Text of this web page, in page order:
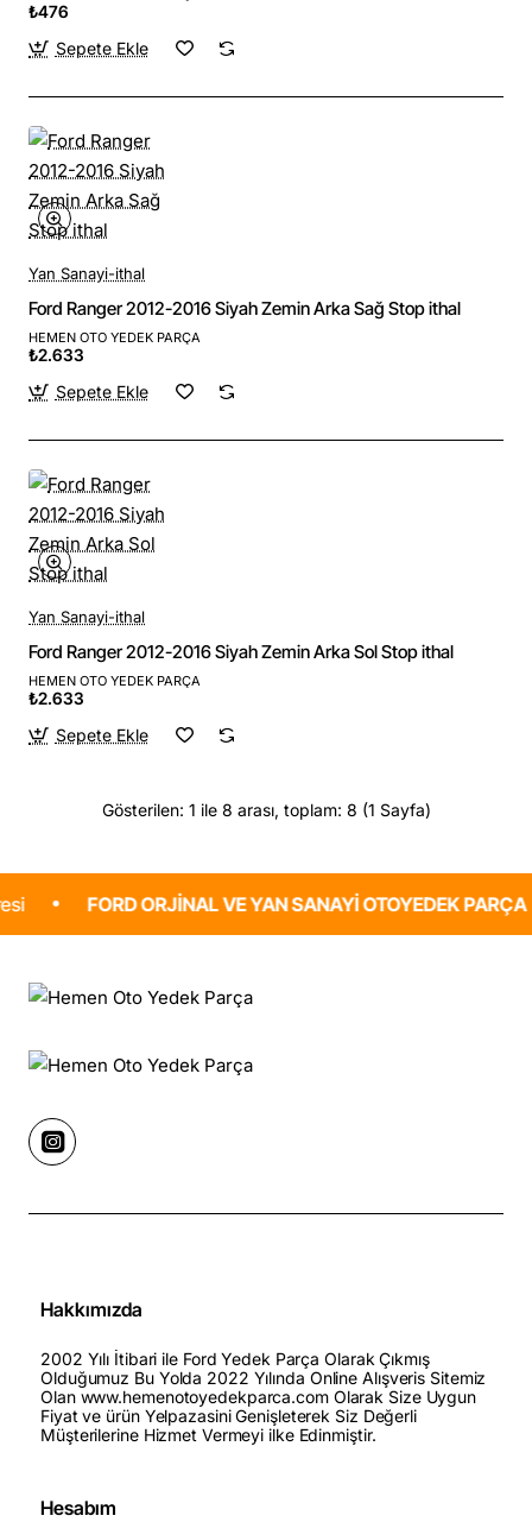
₺476
Sepete Ekle
Yan Sanayi-ithal
Ford Ranger 2012-2016 Siyah Zemin Arka Sağ Stop ithal
HEMEN OTO YEDEK PARÇA
₺2.633
Sepete Ekle
Yan Sanayi-ithal
Ford Ranger 2012-2016 Siyah Zemin Arka Sol Stop ithal
HEMEN OTO YEDEK PARÇA
₺2.633
Sepete Ekle
Gösterilen: 1 ile 8 arası, toplam: 8 (1 Sayfa)
FORD ORJINAL VE YAN SANAYI OTOYEDEK PARÇA
Hakkımızda
2002 Yılı İtibari ile Ford Yedek Parça Olarak Çıkmış
Olduğumuz Bu Yolda 2022 Yılında Online Alışveris Sitemiz
Olan www.hemenotoyedekparca.com Olarak Size Uygun
Fiyat ve ürün Yelpazasini Genişleterek Siz Değerli
Müşterilerine Hizmet Vermeyi ilke Edinmiştir.
Hesabım